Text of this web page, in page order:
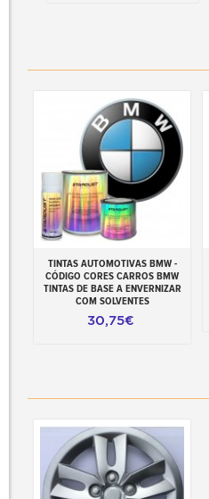
Adicionar ao carrinho
TINTAS AUTOMOTIVAS BMW -
CÓDIGO CORES CARROS BMW
TINTAS DE BASE A ENVERNIZAR
COM SOLVENTES
30,75€